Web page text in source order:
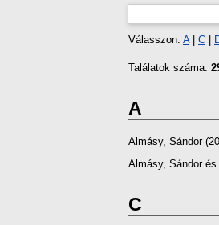
Válasszon: A| C
Találatok száma:
A
Almásy, Sándor
Almásy, Sándorés
C